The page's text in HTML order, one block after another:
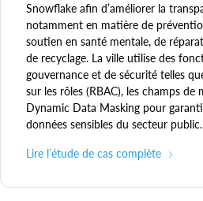
Snowflake afin d’améliorer la
notamment en matière de
soutien en santé mentale, de
de recyclage. La ville utilise des
gouvernance et de sécurité telles
sur les rôles (RBAC), les champs de
Dynamic Data Masking pour
données sensibles du secteur public.
Lire l’étude de cas complète